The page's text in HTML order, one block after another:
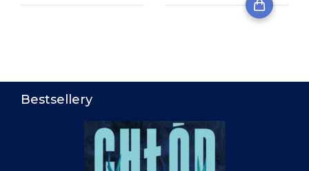
Bestsellery